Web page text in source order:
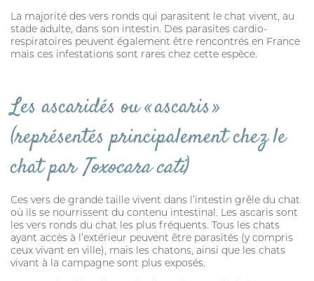
La majorité des vers ronds qui parasitent le chat vivent, au
stade adulte, dans son intestin. Des parasites cardio-
respiratoires peuvent également être rencontrés en France
mais ces infestations sont rares chez cette espèce.
Les ascaridés ou « ascaris »
(représentés principalement chez le
chat parToxocara cati)
Ces vers de grande taille vivent dans l’intestin grêle du chat
où ils se nourrissent du contenu intestinal. Les ascaris sont
les vers ronds du chat les plus fréquents. Tous les chats
ayant accès à l’extérieur peuvent être parasités (y compris
ceux vivant en ville), mais les chatons, ainsi que les chats
vivant à la campagne sont plus exposés.